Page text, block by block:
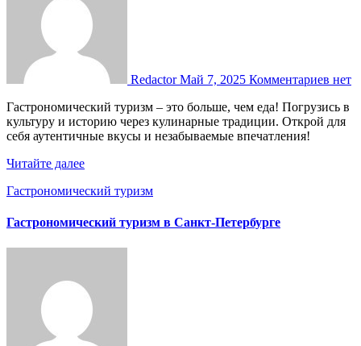
RedactorМай 7, 2025 Комментариев нет
Гастрономический туризм – это больше, чем еда! Погрузись в
культуру и историю через кулинарные традиции. Открой для
себя аутентичные вкусы и незабываемые впечатления!
Читайте далее
Гастрономический туризм
Гастрономический туризм в Санкт-Петербурге